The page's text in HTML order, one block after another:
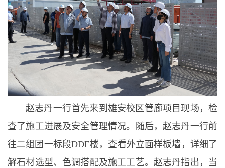
赵志丹一行首先来到雄安校区管廊项目现场，检
查了施工进展及安全管理情况。随后，赵志丹一行前
往二组团一标段DDE楼，查看外立面样板墙，详细了
解石材选型、色调搭配及施工工艺。赵志丹指出，当